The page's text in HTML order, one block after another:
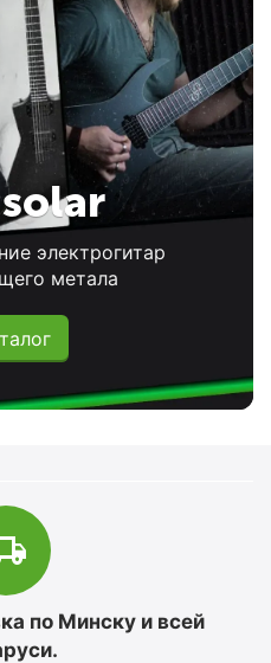
электрогитар
метала
по Минску и всей